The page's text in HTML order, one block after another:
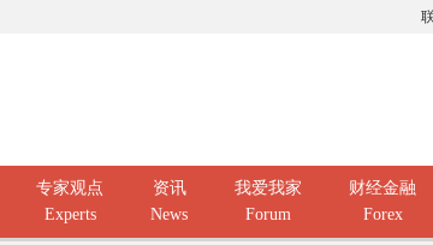
专家观点
Experts
资讯
News
我爱我家
Forum
财经金融
Forex